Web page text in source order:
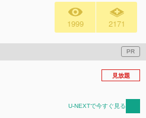
1999 2171
PR
見放題
U-NEXTで今すぐ見る